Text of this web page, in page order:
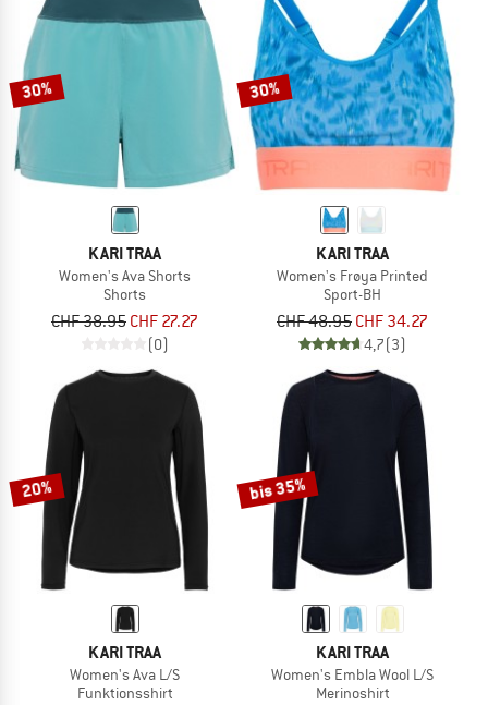
30%
KARI TRAA
Women's Ava Shorts
Shorts
CHF 38.95 CHF 27.27
(0)
30%
KARI TRAA
Women's Frøya Printed
Sport-BH
CHF 48.95 CHF 34.27
4,7(3)
20%
KARI TRAA
Women's Ava L/S
Funktionsshirt
bis 35%
KARI TRAA
Women's Embla Wool L/S
Merinoshirt